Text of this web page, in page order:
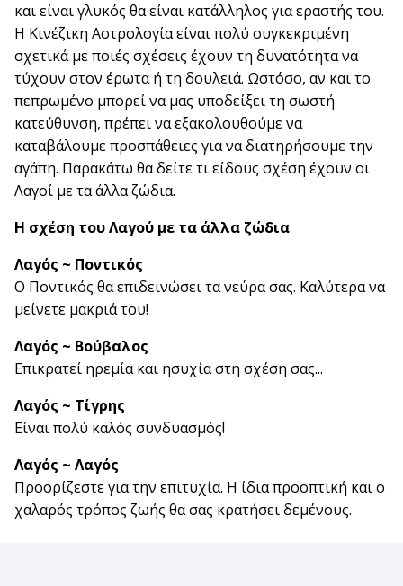
και είναι γλυκός θα είναι κατάλληλος για εραστής του.
Η Κινέζικη Αστρολογία είναι πολύ συγκεκριμένη
σχετικά με ποιές σχέσεις έχουν τη δυνατότητα να
τύχουν στον έρωτα ή τη δουλειά. Ωστόσο, αν και το
πεπρωμένο μπορεί να μας υποδείξει τη σωστή
κατεύθυνση, πρέπει να εξακολουθούμε να
καταβάλουμε προσπάθειες για να διατηρήσουμε την
αγάπη. Παρακάτω θα δείτε τι είδους σχέση έχουν οι
Λαγοί με τα άλλα ζώδια.
Η σχέση του Λαγού με τα άλλα ζώδια
Λαγός ~ Ποντικός
Ο Ποντικός θα επιδεινώσει τα νεύρα σας. Καλύτερα να
μείνετε μακριά του!
Λαγός ~ Βούβαλος
Επικρατεί ηρεμία και ησυχία στη σχέση σας...
Λαγός ~ Τίγρης
Είναι πολύ καλός συνδυασμός!
Λαγός ~ Λαγός
Προορίζεστε για την επιτυχία. Η ίδια προοπτική και ο
χαλαρός τρόπος ζωής θα σας κρατήσει δεμένους.